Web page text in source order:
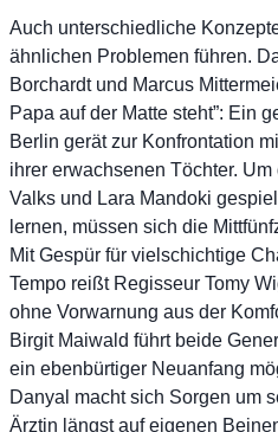
Auch unterschiedliche
ähnlichen Problemen führen.
Borchardt und Marcus
Papa auf der Matte steht”: Ein
Berlin gerät zur Konfrontation
ihrer erwachsenen Töchter.
Valks und Lara Mandoki
lernen, müssen sich die
Mit Gespür für vielschichtige
Tempo reißt Regisseur Tomy
ohne Vorwarnung aus der
Birgit Maiwald führt beide
ein ebenbürtiger Neuanfang
Danyal macht sich Sorgen um
Ärztin längst auf eigenen